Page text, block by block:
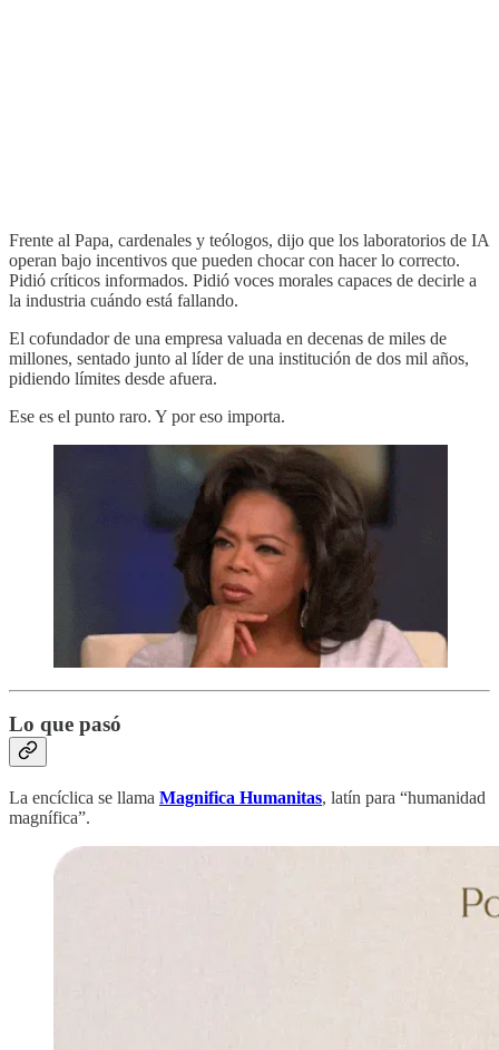
Frente al Papa, cardenales y teólogos, dijo que los laboratorios de IA
operan bajo incentivos que pueden chocar con hacer lo correcto.
Pidió críticos informados. Pidió voces morales capaces de decirle a
la industria cuándo está fallando.
El cofundador de una empresa valuada en decenas de miles de
millones, sentado junto al líder de una institución de dos mil años,
pidiendo límites desde afuera.
Ese es el punto raro. Y por eso importa.
Lo que pasó
La encíclica se llama Magnifica Humanitas, latín para “humanidad
magnífica”.